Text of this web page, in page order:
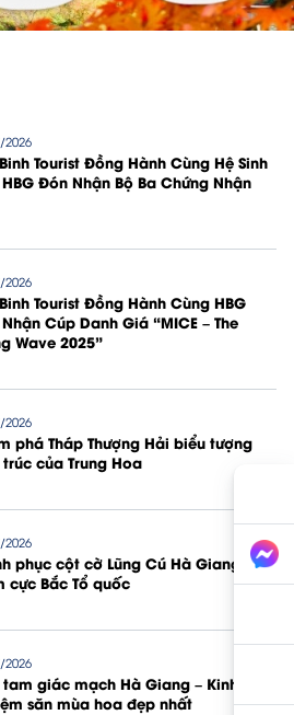
2026
Tourist Đồng Hành Cùng Hệ Sinh
Đón Nhận Bộ Ba Chứng Nhận
2026
Tourist Đồng Hành Cùng HBG
Cúp Danh Giá “MICE – The
Wave 2025”
2026
phá Tháp Thượng Hải biểu tượng
của Trung Hoa
2026
phục cột cờ Lũng Cú Hà Giang
cực Bắc Tổ quốc
2026
giác mạch Hà Giang – Kinh
săn mùa hoa đẹp nhất